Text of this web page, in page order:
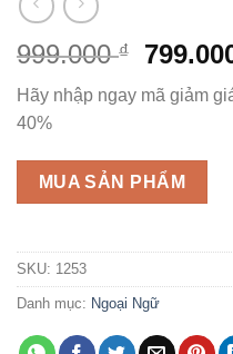
999.000₫
Giá
gốc
là:
Hãy nhập ngay mã giảm
40%
MUA SẢN PHẨM
SKU: 1253
Danh mục: Ngoại Ngữ